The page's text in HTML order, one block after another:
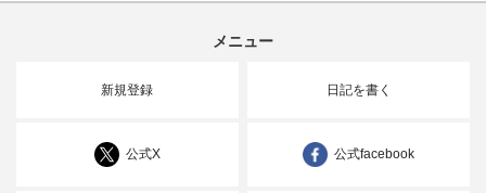
メニュー
新規登録 日記を書く
公式X 公式facebook